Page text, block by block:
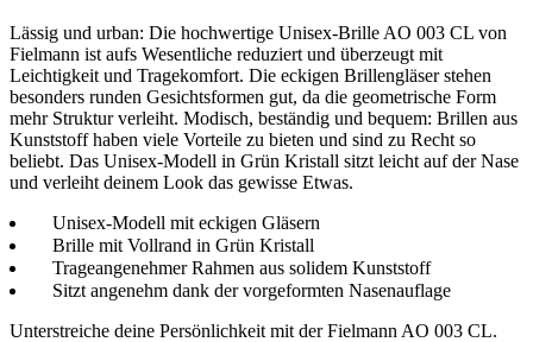
Lässig und urban: Die hochwertige Unisex-Brille AO 003 CL von
Fielmann ist aufs Wesentliche reduziert und überzeugt mit
Leichtigkeit und Tragekomfort. Die eckigen Brillengläser stehen
besonders runden Gesichtsformen gut, da die geometrische Form
mehr Struktur verleiht. Modisch, beständig und bequem: Brillen aus
Kunststoff haben viele Vorteile zu bieten und sind zu Recht so
beliebt. Das Unisex-Modell in Grün Kristall sitzt leicht auf der Nase
und verleiht deinem Look das gewisse Etwas.
Unisex-Modell mit eckigen Gläsern
Brille mit Vollrand in Grün Kristall
Trageangenehmer Rahmen aus solidem Kunststoff
Sitzt angenehm dank der vorgeformten Nasenauflage
Unterstreiche deine Persönlichkeit mit der Fielmann AO 003 CL.